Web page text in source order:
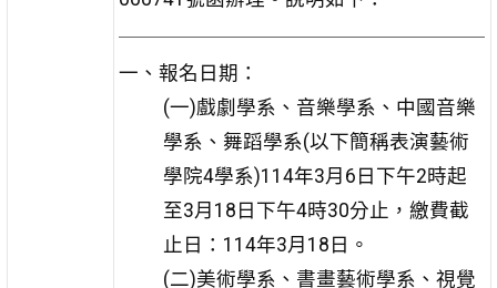
一、報名日期：
(一)戲劇學系、音樂學系、中國音樂
學系、舞蹈學系(以下簡稱表演藝術
學院4學系)114年3月6日下午2時起
至3月18日下午4時30分止，繳費截
止日：114年3月18日。
(二)美術學系、書畫藝術學系、視覺